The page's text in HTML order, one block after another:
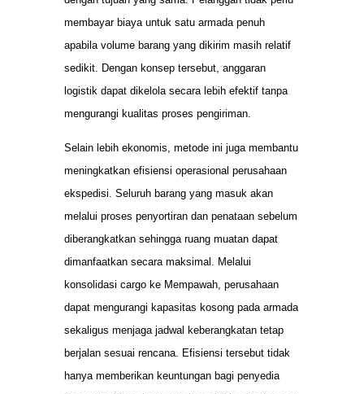
membayar biaya untuk satu armada penuh
apabila volume barang yang dikirim masih relatif
sedikit. Dengan konsep tersebut, anggaran
logistik dapat dikelola secara lebih efektif tanpa
mengurangi kualitas proses pengiriman.
Selain lebih ekonomis, metode ini juga membantu
meningkatkan efisiensi operasional perusahaan
ekspedisi. Seluruh barang yang masuk akan
melalui proses penyortiran dan penataan sebelum
diberangkatkan sehingga ruang muatan dapat
dimanfaatkan secara maksimal. Melalui
konsolidasi cargo ke Mempawah, perusahaan
dapat mengurangi kapasitas kosong pada armada
sekaligus menjaga jadwal keberangkatan tetap
berjalan sesuai rencana. Efisiensi tersebut tidak
hanya memberikan keuntungan bagi penyedia